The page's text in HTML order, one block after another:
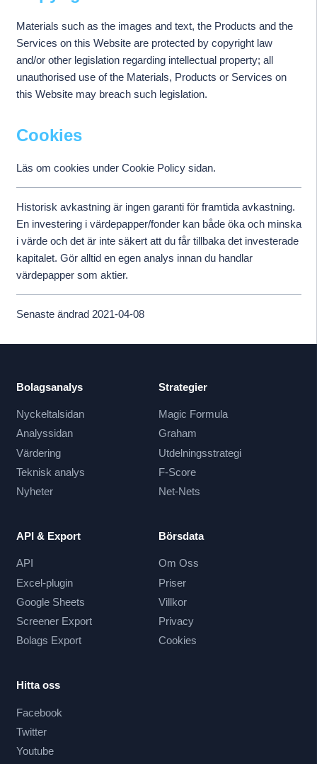
Materials such as the images and text, the Products and the
Services on this Website are protected by copyright law
and/or other legislation regarding intellectual property; all
unauthorised use of the Materials, Products or Services on
this Website may breach such legislation.
Cookies
Läs om cookies under Cookie Policy sidan.
Historisk avkastning är ingen garanti för framtida avkastning.
En investering i värdepapper/fonder kan både öka och minska
i värde och det är inte säkert att du får tillbaka det investerade
kapitalet. Gör alltid en egen analys innan du handlar
värdepapper som aktier.
Senaste ändrad 2021-04-08
Bolagsanalys
Nyckeltalsidan
Analyssidan
Värdering
Teknisk analys
Nyheter
Strategier
Magic Formula
Graham
Utdelningsstrategi
F-Score
Net-Nets
API & Export
API
Excel-plugin
Google Sheets
Screener Export
Bolags Export
Börsdata
Om Oss
Priser
Villkor
Privacy
Cookies
Hitta oss
Facebook
Twitter
Youtube